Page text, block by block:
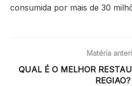
consumida por mais de 30
Matéria
QUAL É O MELHOR
REGIAO?